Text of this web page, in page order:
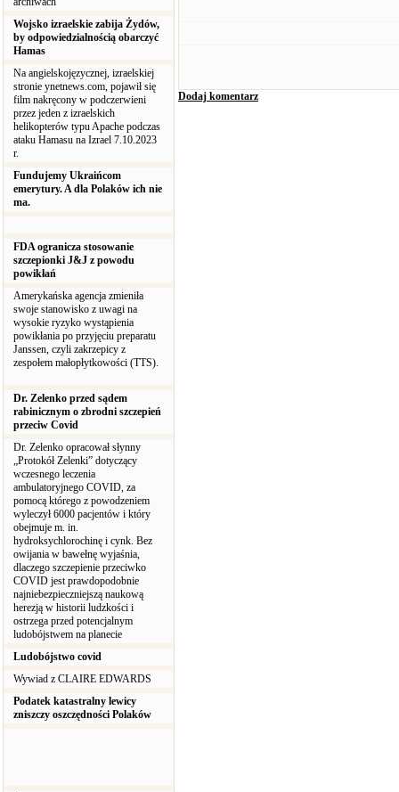
Wojsko izraelskie zabija Żydów,
by odpowiedzialnością obarczyć
Hamas
Na angielskojęzycznej, izraelskiej
stronie ynetnews.com, pojawił się
film nakręcony w podczerwieni
przez jeden z izraelskich
helikopterów typu Apache podczas
ataku Hamasu na Izrael 7.10.2023
r.
Fundujemy Ukraińcom
emerytury. A dla Polaków ich nie
ma.
FDA ogranicza stosowanie
szczepionki J&J z powodu
powikłań
Amerykańska agencja zmieniła
swoje stanowisko z uwagi na
wysokie ryzyko wystąpienia
powikłania po przyjęciu preparatu
Janssen, czyli zakrzepicy z
zespołem małopłytkowości (TTS).
Dr. Zelenko przed sądem
rabinicznym o zbrodni szczepień
przeciw Covid
Dr. Zelenko opracował słynny
„Protokół Zelenki” dotyczący
wczesnego leczenia
ambulatoryjnego COVID, za
pomocą którego z powodzeniem
wyleczył 6000 pacjentów i który
obejmuje m. in.
hydroksychlorochinę i cynk. Bez
owijania w bawełnę wyjaśnia,
dlaczego szczepienie przeciwko
COVID jest prawdopodobnie
najniebezpieczniejszą naukową
herezją w historii ludzkości i
ostrzega przed potencjalnym
ludobójstwem na planecie
Ludobójstwo covid
Wywiad z CLAIRE EDWARDS
Podatek katastralny lewicy
zniszczy oszczędności Polaków
Dodaj komentarz